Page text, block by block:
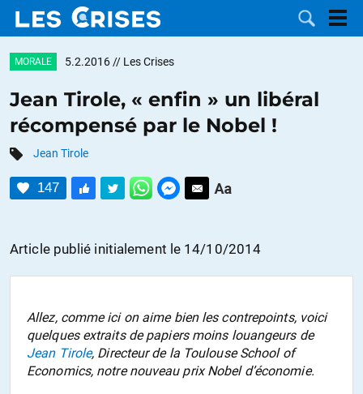
DOSSIERS
CATÉGORIES
MORALE 5.2.2016 // Les Crises
Jean Tirole, « enfin » un libéral
récompensé par le Nobel !
Jean Tirole
147
Article publié initialement le 14/10/2014
Allez, comme ici on aime bien les contrepoints, voici
quelques extraits de papiers moins louangeurs de
Jean Tirole, Directeur de la Toulouse School of
Economics, notre nouveau prix Nobel d’économie.